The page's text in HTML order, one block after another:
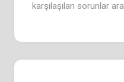
karşılaşılan sorunlar